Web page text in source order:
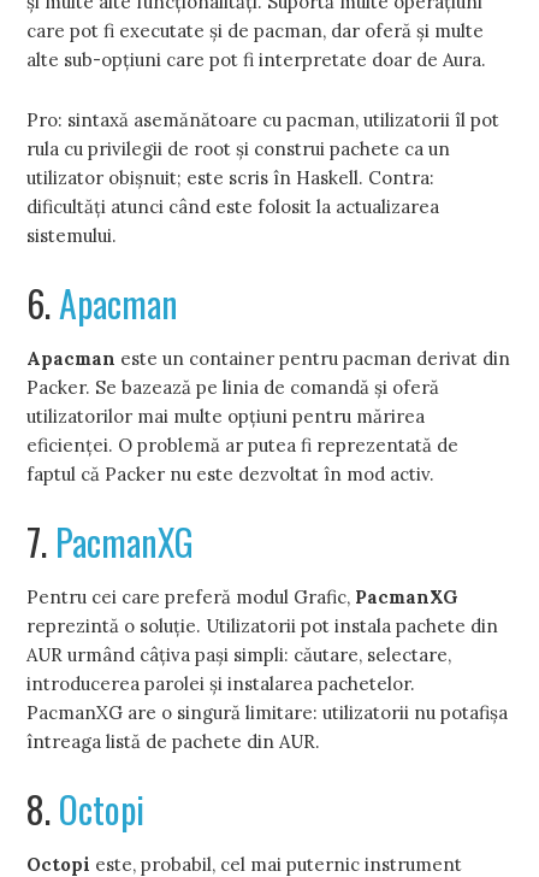
care pot fi executate şi de pacman, dar oferă şi multe
alte sub-opţiuni care pot fi interpretate doar de Aura.
Pro: sintaxă asemănătoare cu pacman, utilizatorii îl pot
rula cu privilegii de root şi construi pachete ca un
utilizator obişnuit; este scris în Haskell. Contra:
dificultăţi atunci când este folosit la actualizarea
sistemului.
6.Apacman
Apacman este un container pentru pacman derivat din
Packer. Se bazează pe linia de comandă şi oferă
utilizatorilor mai multe opţiuni pentru mărirea
eficienţei. O problemă ar putea fi reprezentată de
faptul că Packer nu este dezvoltat în mod activ.
7. PacmanXG
Pentru cei care preferă modul Grafic, PacmanXG
reprezintă o soluţie. Utilizatorii pot instala pachete din
AUR urmând câţiva paşi simpli: căutare, selectare,
introducerea parolei şi instalarea pachetelor.
PacmanXG are o singură limitare: utilizatorii nu potafişa
întreaga listă de pachete din AUR.
8.Octopi
Octopi este, probabil, cel mai puternic instrument